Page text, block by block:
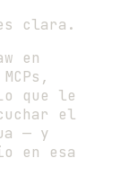
clara.
en
que le
el
— y
en esa